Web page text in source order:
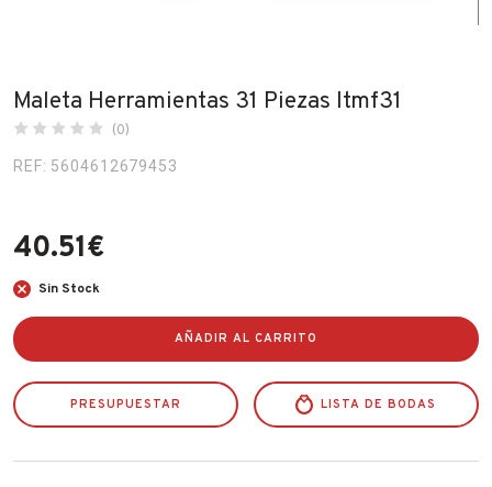
FAQ’s
Contacto
Maleta Herramientas 31 Piezas Itmf31
(0)
REF: 5604612679453
40.51€
Sin Stock
AÑADIR AL CARRITO
PRESUPUESTAR LISTA DE BODAS